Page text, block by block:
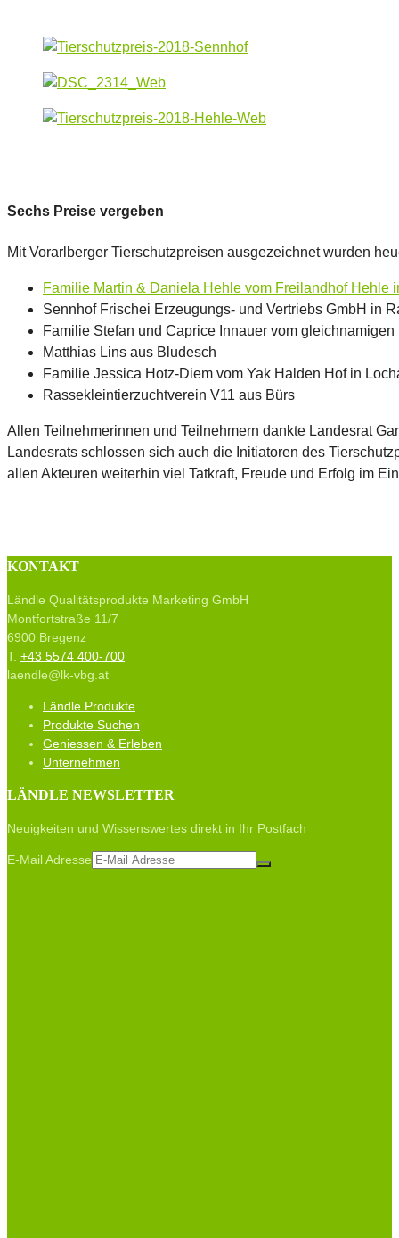
Sechs Preise vergeben
Mit Vorarlberger Tierschutzpreisen ausgezeichnet wurden
Familie Martin & Daniela Hehle vom Freilandhof Hehle
Sennhof Frischei Erzeugungs- und Vertriebs GmbH in
Familie Stefan und Caprice Innauer vom
Matthias Lins aus Bludesch
Familie Jessica Hotz-Diem vom Yak Halden Hof in
Rassekleintierzuchtverein V11 aus Bürs
Allen Teilnehmerinnen und Teilnehmern dankte Landesrat
Landesrats schlossen sich auch die Initiatoren des
allen Akteuren weiterhin viel Tatkraft, Freude und Erfolg im
KONTAKT
Ländle Qualitätsprodukte Marketing GmbH
Montfortstraße 11/7
6900 Bregenz
T. +43 5574 400-700
laendle@lk-vbg.at
Ländle Produkte
Produkte Suchen
Geniessen & Erleben
Unternehmen
LÄNDLE NEWSLETTER
Neuigkeiten und Wissenswertes direkt in Ihr Postfach
E-Mail Adresse